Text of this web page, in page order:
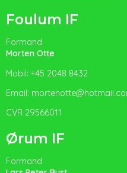
Foulum IF
Formand
Morten Otte
Mobil: +45 2048 8432
Email:
CVR 29566011
Ørum IF
Formand